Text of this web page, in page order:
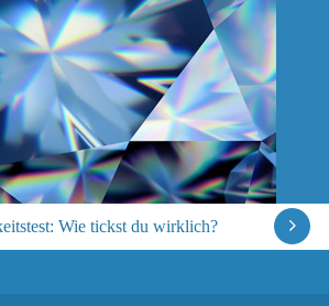
Wie tickst du wirklich?